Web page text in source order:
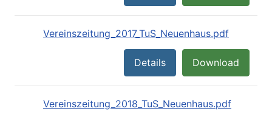
Vereinszeitung_2017_TuS_Neuenhaus.pdf
Download
Details
Vereinszeitung_2018_TuS_Neuenhaus.pdf